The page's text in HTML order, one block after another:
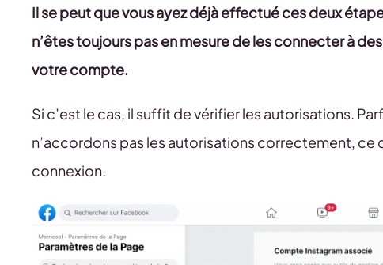
Il se peut que vous ayez déjà effectué ces deux
n’êtes toujours pas en mesure de les connecter à
votre compte.
Si c’est le cas, il suffit de vérifier les autorisations.
n’accordons pas les autorisations correctement,
connexion.